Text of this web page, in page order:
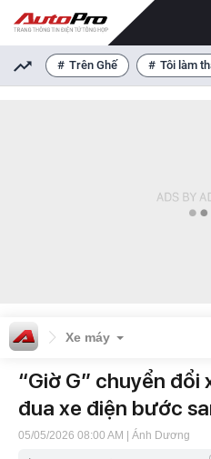
Trên Ghế Tôi làm
Xe máy
“Giờ G” chuyển đổi
đua xe điện bước
05/05/2026 08:00 AM | Ánh Dương